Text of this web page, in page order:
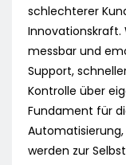
schlechterer
messbar und
Support,
Kontrolle über
Fundament für
Automatisierung,
werden zur